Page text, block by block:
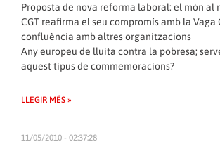
Proposta de nova reforma laboral: el món al
CGT reafirma el seu compromís amb la Vaga
confluència amb altres organitzacions
Any europeu de lluita contra la pobresa;
aquest tipus de commemoracions?
LLEGIR MÉS »
11/05/2010 - 02:37:28